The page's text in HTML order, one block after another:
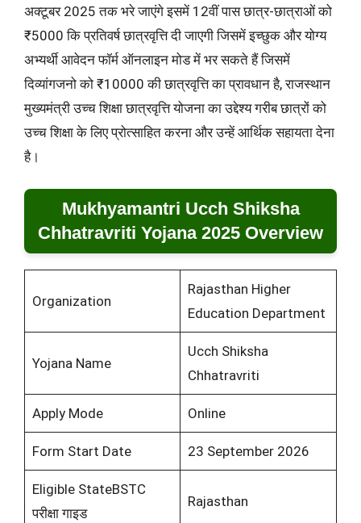
अक्टूबर 2025 तक भरे जाएंगे इसमें 12वीं पास छात्र-छात्राओं को
₹5000 कि प्रतिवर्ष छात्रवृत्ति दी जाएगी जिसमें इच्छुक और योग्य
अभ्यर्थी आवेदन फॉर्म ऑनलाइन मोड में भर सकते हैं जिसमें
दिव्यांगजनो को ₹10000 की छात्रवृत्ति का प्रावधान है, राजस्थान
मुख्यमंत्री उच्च शिक्षा छात्रवृत्ति योजना का उद्देश्य गरीब छात्रों को
उच्च शिक्षा के लिए प्रोत्साहित करना और उन्हें आर्थिक सहायता देना
है।
Mukhyamantri Ucch Shiksha
Chhatravriti Yojana 2025 Overview
Organization
Rajasthan Higher
Education Department
Yojana Name
Ucch Shiksha
Chhatravriti
Apply Mode Online
Form Start Date 23 September 2026
Eligible StateBSTC
परीक्षा गाइड
Rajasthan